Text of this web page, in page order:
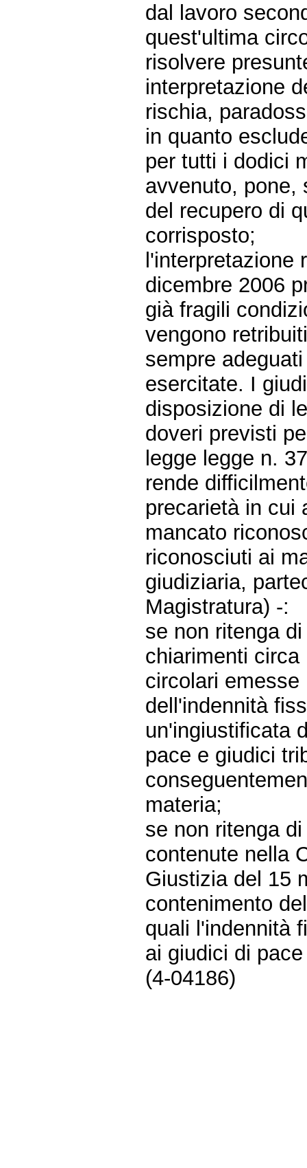
dal lavoro
quest'ultima
risolvere
interpretazione
rischia,
in quanto
per tutti i dodici
avvenuto, pone,
del recupero di
corrisposto;
l'interpretazione
dicembre 2006
già fragili
vengono
sempre
esercitate. I
disposizione di
doveri previsti
legge legge n.
rende
precarietà in cui
mancato
riconosciuti ai
giudiziaria,
Magistratura) -:
se non ritenga
chiarimenti
circolari
dell'indennità
un'ingiustificata
pace e giudici
materia;
se non ritenga
contenute nella
Giustizia del 15
contenimento
quali l'indennità
ai giudici di
(4-04186)